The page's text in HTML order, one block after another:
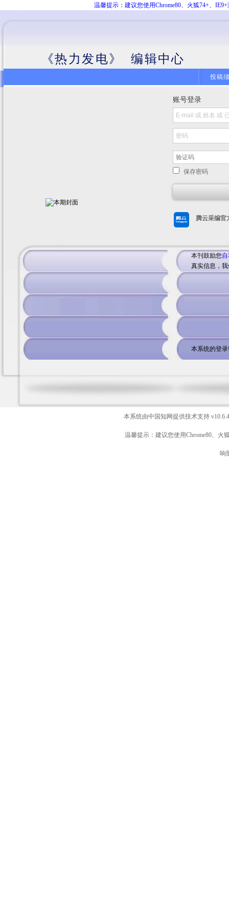
温馨提示：建议您使用Chrome80、火狐74+、
《热力发电》 编辑中心
投稿
账号登录
保存密码
腾云采编官
本刊鼓励您
真实信息，
本系统的登
本系统由中国知网提供技术支持
温馨提示：建议您使用Chrome80、火
响